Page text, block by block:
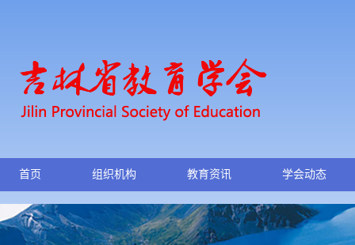
首页 组织机构 教育资讯 学会动态